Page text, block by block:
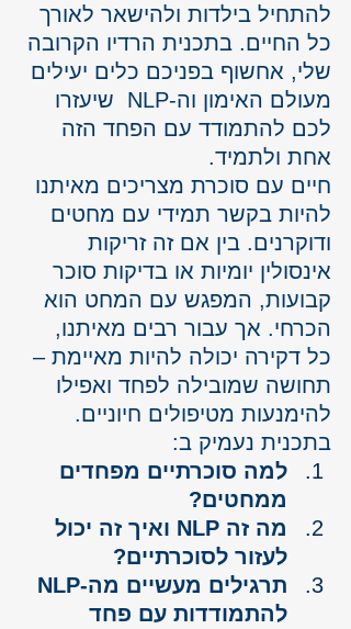
להתחיל בילדות ולהישאר לאורך
כל החיים. בתכנית הרדיו הקרובה
שלי, אחשוף בפניכם כלים יעילים
מעולם האימון וה-NLP  שיעזרו
לכם להתמודד עם הפחד הזה
אחת ולתמיד.
חיים עם סוכרת מצריכים מאיתנו
להיות בקשר תמידי עם מחטים
ודוקרנים. בין אם זה זריקות
אינסולין יומיות או בדיקות סוכר
קבועות, המפגש עם המחט הוא
הכרחי. אך עבור רבים מאיתנו,
כל דקירה יכולה להיות מאיימת –
תחושה שמובילה לפחד ואפילו
להימנעות מטיפולים חיוניים.
בתכנית נעמיק ב:
למה סוכרתיים מפחדים
ממחטים?
מה זה NLP ואיך זה יכול
לעזור לסוכרתיים?
להתמודדות עם פחד